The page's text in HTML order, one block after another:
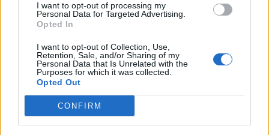
I want to opt-out of processing my
Personal Data for Targeted Advertising.
Opted In
I want to opt-out of Collection, Use,
Retention, Sale, and/or Sharing of my
Personal Data that Is Unrelated with the
Purposes for which it was collected.
Opted Out
CONFIRM
Facebook Share on X
Email Copy Link
ΒΙΝΤΕΟ